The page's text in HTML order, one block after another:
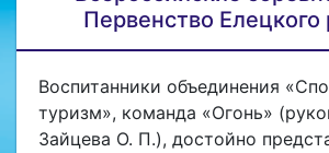
Первенство Елецкого
Воспитанники объединения
туризм», команда «Огонь»
Зайцева О. П.), достойно